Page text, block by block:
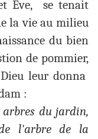
Eve, se tenait
la vie au milieu
du bien
de pommier,
leur donna
:
du jardin,
l'arbre de la